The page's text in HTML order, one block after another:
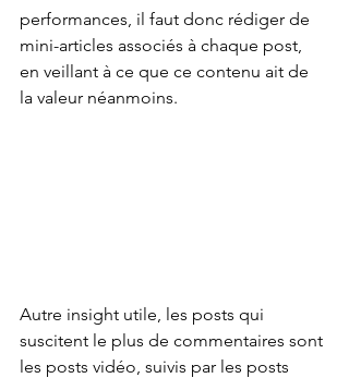
performances, il faut donc rédiger de
mini-articles associés à chaque post,
en veillant à ce que ce contenu ait de
la valeur néanmoins.
Autre insight utile, les posts qui
suscitent le plus de commentaires sont
les posts vidéo, suivis par les posts